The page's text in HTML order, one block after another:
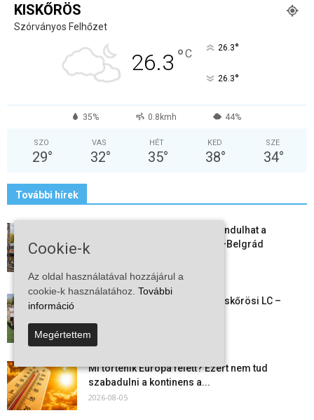
KISKŐRÖS
Szórványos Felhőzet
26.3 °C 26.3°
26.3°
35% 0.8kmh 44%
SZO
29°
VAS
32°
HÉT
35°
KED
38°
SZE
34°
További hírek
Vitézy Dávid: már ősszel újraindulhat a
személyszállítás a Budapest–Belgrád
2026-08-06
Megkezdte a felkészülést a Kiskőrösi LC –
Mi történik Európa felett? Ezért nem tud
szabadulni a kontinens a...
2026-08-05
Cookie-k
Az oldal használatával hozzájárul a
cookie-k használatához. További
információ
Megértettem